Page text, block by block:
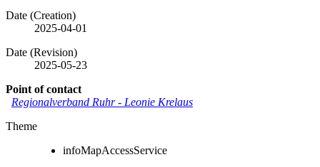
Date (Creation)
2025-04-01
Date (Revision)
2025-05-23
Point of contact
Regionalverband Ruhr- Leonie Krelaus
Theme
infoMapAccessService